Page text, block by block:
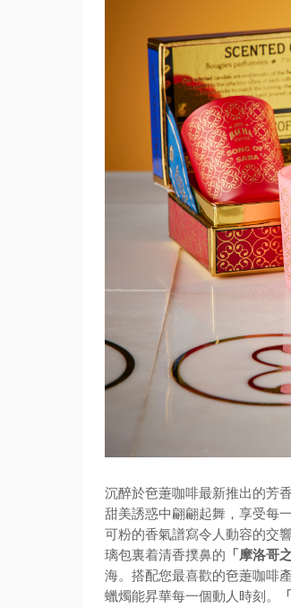
沉醉於夿萐咖啡最新推出的芳
甜美誘惑中翩翩起舞，享受每
可粉的香氣譜寫令人動容的交
璃包裏着清香撲鼻的 「摩洛哥
海。搭配您最喜歡的夿萐咖啡
蠟燭能昇華每一個動人時刻。